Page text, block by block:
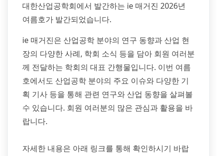
대한산업공학회에서 발간하는 ie 매거진 2026년
여름호가 발간되었습니다.
ie 매거진은 산업공학 분야의 연구 동향과 산업 현
장의 다양한 사례, 학회 소식 등을 담아 회원 여러분
께 전달하는 학회의 대표 간행물입니다. 이번 여름
호에서도 산업공학 분야의 주요 이슈와 다양한 기
획 기사 등을 통해 관련 연구와 산업 동향을 살펴볼
수 있습니다. 회원 여러분의 많은 관심과 활용을 바
랍니다.
자세한 내용은 아래 링크를 통해 확인하시기 바랍